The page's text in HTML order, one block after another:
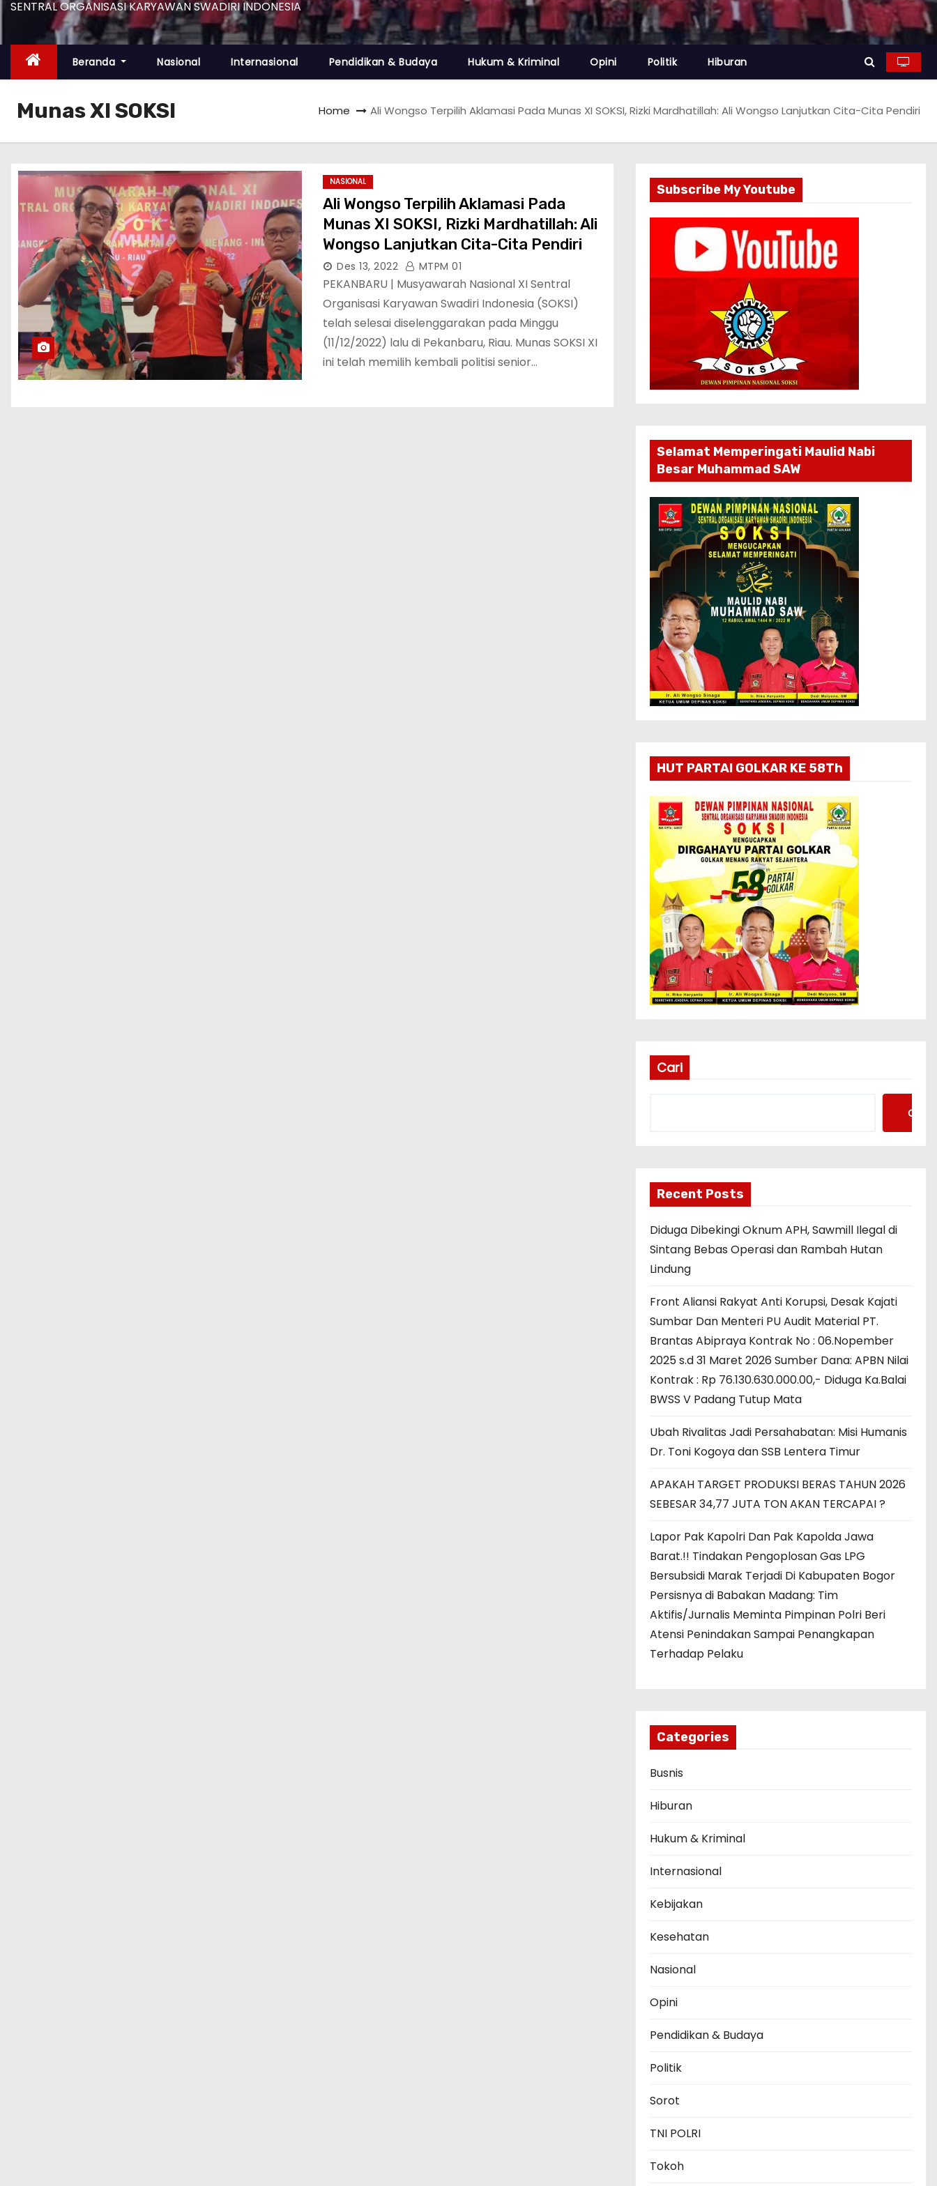
SENTRAL ORGANISASI KARYAWAN SWADIRI INDONESIA
Beranda Nasional Internasional Pendidikan & Budaya Hukum & Kriminal Opini Politik Hiburan
Munas XI SOKSI Home Ali Wongso Terpilih Aklamasi Pada Munas XI SOKSI, Rizki Mardhatillah: Ali Wongso Lanjutkan Cita-Cita Pendiri
NASIONAL
Ali Wongso Terpilih Aklamasi Pada
Munas XI SOKSI, Rizki Mardhatillah: Ali
Wongso Lanjutkan Cita-Cita Pendiri
Des 13, 2022 MTPM 01
PEKANBARU | Musyawarah Nasional XI Sentral
Organisasi Karyawan Swadiri Indonesia (SOKSI)
telah selesai diselenggarakan pada Minggu
(11/12/2022) lalu di Pekanbaru, Riau. Munas SOKSI XI
ini telah memilih kembali politisi senior…
Subscribe My Youtube
Selamat Memperingati Maulid Nabi
Besar Muhammad SAW
HUT PARTAI GOLKAR KE 58Th
Cari
Cari
Recent Posts
Diduga Dibekingi Oknum APH, Sawmill Ilegal di
Sintang Bebas Operasi dan Rambah Hutan
Lindung
Front Aliansi Rakyat Anti Korupsi, Desak Kajati
Sumbar Dan Menteri PU Audit Material PT.
Brantas Abipraya Kontrak No : 06.Nopember
2025 s.d 31 Maret 2026 Sumber Dana: APBN Nilai
Kontrak : Rp 76.130.630.000.00,- Diduga Ka.Balai
BWSS V Padang Tutup Mata
Ubah Rivalitas Jadi Persahabatan: Misi Humanis
Dr. Toni Kogoya dan SSB Lentera Timur
APAKAH TARGET PRODUKSI BERAS TAHUN 2026
SEBESAR 34,77 JUTA TON AKAN TERCAPAI ?
Lapor Pak Kapolri Dan Pak Kapolda Jawa
Barat.!! Tindakan Pengoplosan Gas LPG
Bersubsidi Marak Terjadi Di Kabupaten Bogor
Persisnya di Babakan Madang: Tim
Aktifis/Jurnalis Meminta Pimpinan Polri Beri
Atensi Penindakan Sampai Penangkapan
Terhadap Pelaku
Categories
Busnis
Hiburan
Hukum & Kriminal
Internasional
Kebijakan
Kesehatan
Nasional
Opini
Pendidikan & Budaya
Politik
Sorot
TNI POLRI
Tokoh